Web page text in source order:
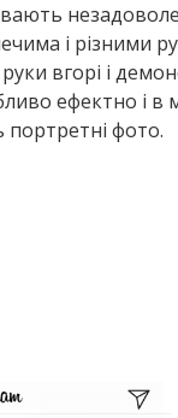
і різними
вгорі і
ефектно і в
портретні фото.